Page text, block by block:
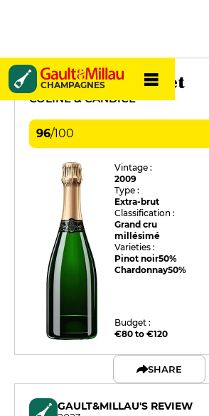
CHAMPAGNES
Penet-Chardonnet
COLINE & CANDICE
96/100
Vintage :
2009
Type :
Extra-brut
Classification :
Grand cru
millésimé
Varieties :
Pinot noir50%
Chardonnay50%
Budget :
€80 to €120
SHARE
GAULT&MILLAU'S REVIEW